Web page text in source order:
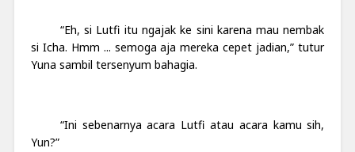
“Eh, si Lutfi itu ngajak ke sini karena mau nembak
si Icha. Hmm ... semoga aja mereka cepet jadian,” tutur
Yuna sambil tersenyum bahagia.
“Ini sebenarnya acara Lutfi atau acara kamu sih,
Yun?”